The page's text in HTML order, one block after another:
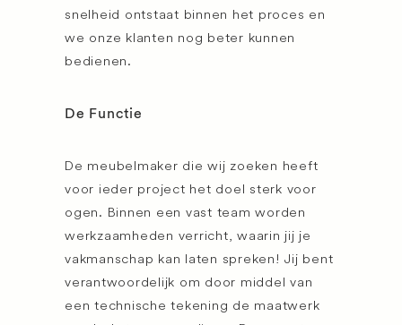
snelheid ontstaat binnen het proces en
we onze klanten nog beter kunnen
bedienen.
De Functie
De meubelmaker die wij zoeken heeft
voor ieder project het doel sterk voor
ogen. Binnen een vast team worden
werkzaamheden verricht, waarin jij je
vakmanschap kan laten spreken! Jij bent
verantwoordelijk om door middel van
een technische tekening de maatwerk